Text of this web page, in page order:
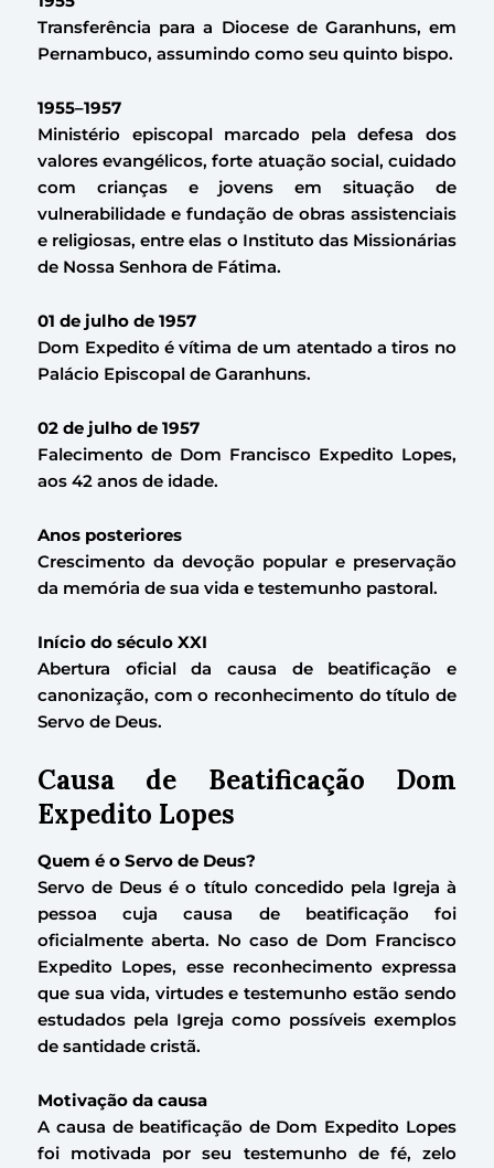
Transferência para a Diocese de Garanhuns, em
Pernambuco, assumindo como seu quinto bispo.
1955–1957
Ministério episcopal marcado pela defesa dos
valores evangélicos, forte atuação social, cuidado
com crianças e jovens em situação de
vulnerabilidade e fundação de obras assistenciais
e religiosas, entre elas o Instituto das Missionárias
de Nossa Senhora de Fátima.
01 de julho de 1957
Dom Expedito é vítima de um atentado a tiros no
Palácio Episcopal de Garanhuns.
02 de julho de 1957
Falecimento de Dom Francisco Expedito Lopes,
aos 42 anos de idade.
Anos posteriores
Crescimento da devoção popular e preservação
da memória de sua vida e testemunho pastoral.
Início do século XXI
Abertura oficial da causa de beatificação e
canonização, com o reconhecimento do título de
Servo de Deus.
Causa de Beatificação Dom
Expedito Lopes
Quem é o Servo de Deus?
Servo de Deus é o título concedido pela Igreja à
pessoa cuja causa de beatificação foi
oficialmente aberta. No caso de Dom Francisco
Expedito Lopes, esse reconhecimento expressa
que sua vida, virtudes e testemunho estão sendo
estudados pela Igreja como possíveis exemplos
de santidade cristã.
Motivação da causa
A causa de beatificação de Dom Expedito Lopes
foi motivada por seu testemunho de fé, zelo